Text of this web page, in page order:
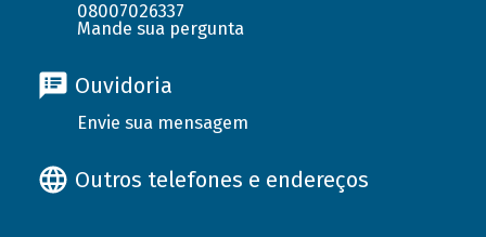
08007026337
Mande sua pergunta
Ouvidoria
Envie sua mensagem
Outros telefones e endereços